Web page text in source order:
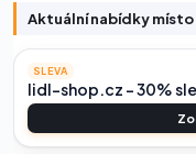
Aktuální nabídky
SLEVA
lidl-shop.cz – 30%